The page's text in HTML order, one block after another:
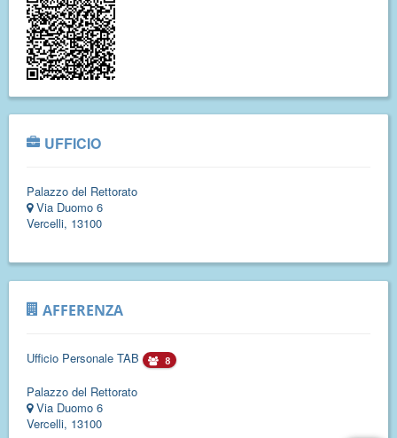
UFFICIO
Palazzo del Rettorato
Via Duomo 6
Vercelli, 13100
AFFERENZA
Ufficio Personale TAB 8
Palazzo del Rettorato
Via Duomo 6
Vercelli, 13100